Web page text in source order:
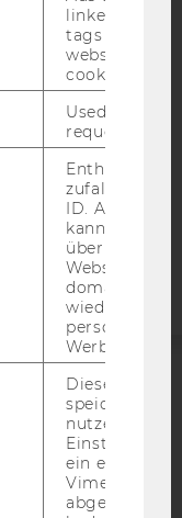
WEBSEITE
MEDIA
STUDIERENDE
linked, the
tags on the
website read
cookie.
Used to
request rate.
Enthält eine
ID. Anhand
kann Google
über
Websites
Werbung
Dieses Cookie
speichert
ein
Vimeo-Video
abgespielt